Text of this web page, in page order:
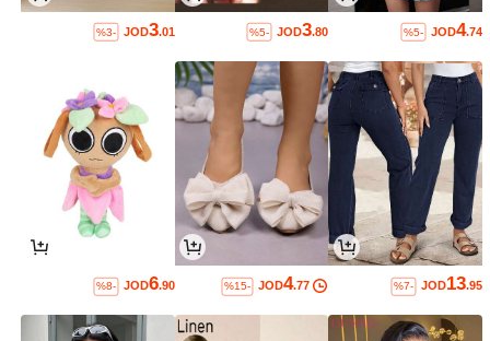
JOD4.74
%5-
JOD3.80
%5-
JOD3.01
%3-
JOD13.95
%7-
JOD4.77
%15-
JOD6.90
%8-